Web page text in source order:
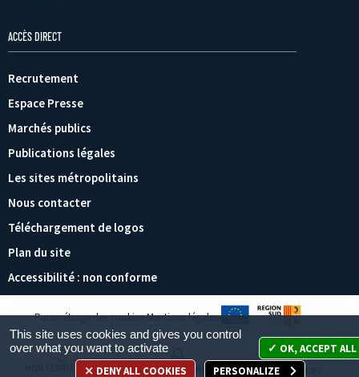
ACCÈS DIRECT
Recrutement
Espace Presse
Marchés publics
Publications légales
Les sites métropolitains
Nous contacter
Téléchargement de logos
Plan du site
Accessibilité : non conforme
Paramétrage des cookies Mentions légales
MON TERRITOIRE MES DÉMARCHES JE PARTICIPE
This site uses cookies and gives you control
over what you want to activate
OK, ACCEPT ALL
DENY ALL COOKIES
PERSONALIZE